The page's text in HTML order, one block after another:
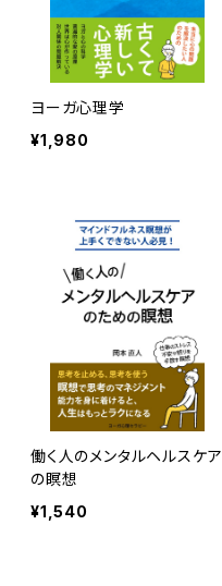
ヨーガ心理学
¥1,980
働く人のメンタルヘルスケア
の瞑想
¥1,540